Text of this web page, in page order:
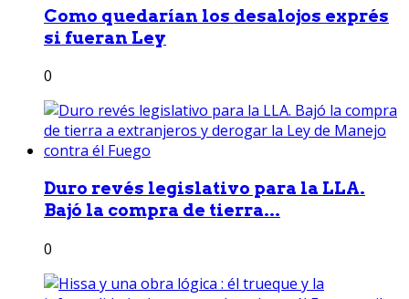
Como quedarían los desalojos exprés
si fueran Ley
0
Duro revés legislativo para la LLA.
Bajó la compra de tierra...
0